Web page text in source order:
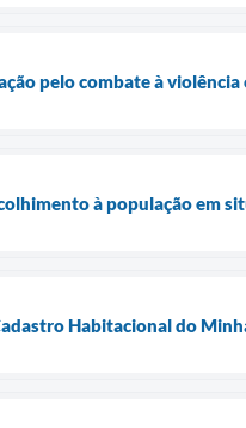
pelo combate à
à população em
Habitacional do